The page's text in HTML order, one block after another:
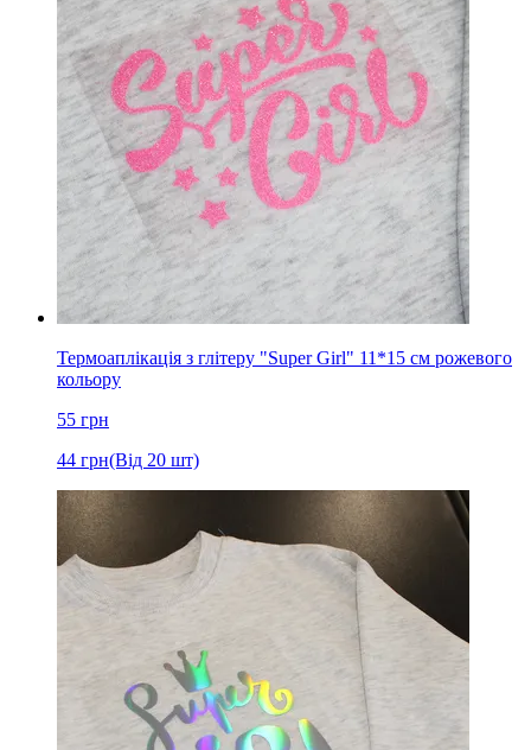
Термоаплікація з глітеру "Super Girl" 11*15 см рожевого
кольору
55 грн
44 грн(Від 20 шт)